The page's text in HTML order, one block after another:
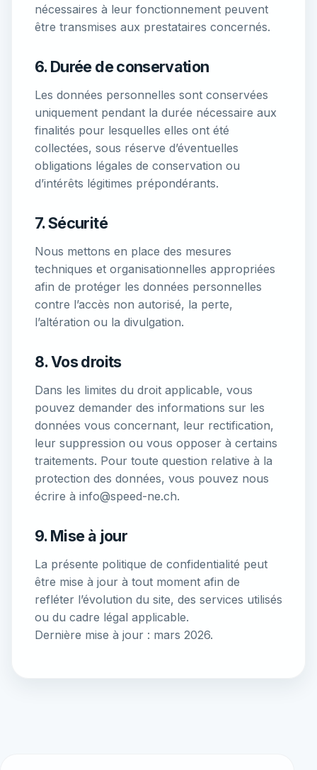
nécessaires à leur fonctionnement peuvent
être transmises aux prestataires concernés.
6. Durée de conservation
Les données personnelles sont conservées
uniquement pendant la durée nécessaire aux
finalités pour lesquelles elles ont été
collectées, sous réserve d’éventuelles
obligations légales de conservation ou
d’intérêts légitimes prépondérants.
7. Sécurité
Nous mettons en place des mesures
techniques et organisationnelles appropriées
afin de protéger les données personnelles
contre l’accès non autorisé, la perte,
l’altération ou la divulgation.
8. Vos droits
Dans les limites du droit applicable, vous
pouvez demander des informations sur les
données vous concernant, leur rectification,
leur suppression ou vous opposer à certains
traitements. Pour toute question relative à la
protection des données, vous pouvez nous
écrire à info@speed-ne.ch.
9. Mise à jour
La présente politique de confidentialité peut
être mise à jour à tout moment afin de
refléter l’évolution du site, des services utilisés
ou du cadre légal applicable.
Dernière mise à jour : mars 2026.